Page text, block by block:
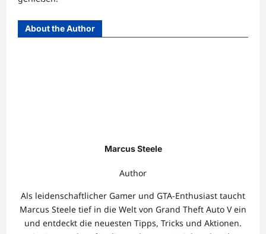
About the Author
Marcus Steele
Author
Als leidenschaftlicher Gamer und GTA-Enthusiast taucht
Marcus Steele tief in die Welt von Grand Theft Auto V ein
und entdeckt die neuesten Tipps, Tricks und Aktionen.